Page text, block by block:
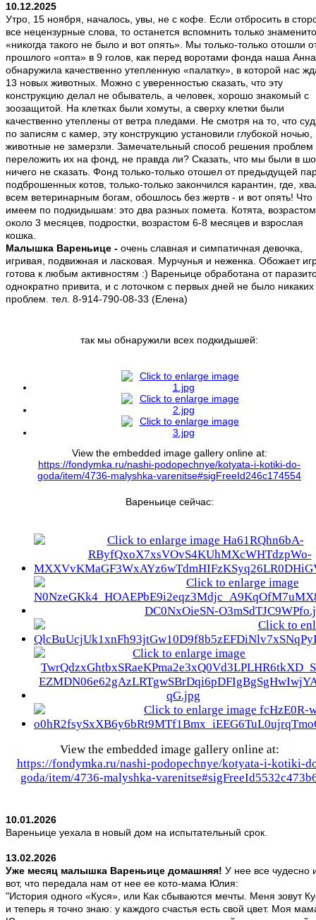
10.12.2025
Утро, 15 ноября, началось, увы, не с кофе. Если отбросить в
все нецензурные слова, то останется вспомнить только
«никогда такого не было и вот опять». Мы только-только отошли
прошлого «опта» в 9 голов, как перед воротами фонда наша Анна
обнаружила качественно утепленную «палатку», в которой нас
13 новых животных. Можно с уверенностью сказать, что эту
конструкцию делал не обыватель, а человек, хорошо знакомый с
зоозащитой. На клетках были хомуты, а сверху клетки были
качественно утеплены от ветра пледами. Не смотря на то, что
по записям с камер, эту конструкцию установили глубокой ночью,
животные не замерзли. Замечательный способ решения проблем
переложить их на фонд, не правда ли? Сказать, что мы были в
ничего не сказать. Фонд только-только отошел от предыдущей
подброшенных котов, только-только закончился карантин, где,
всем ветеринарным богам, обошлось без жертв - и вот опять!
имеем по подкидышам: это два разных помета. Котята, возрастом
около 3 месяцев, подростки, возрастом 6-8 месяцев и взрослая
кошка.
Малышка Вареньице - очень славная и симпатичная девочка,
игривая, подвижная и ласковая. Мурчунья и неженка. Обожает
готова к любым активностям :) Вареньице обработана от
однократно привита, и с лоточком с первых дней не было никаких
проблем. тел. 8-914-790-08-33 (Елена)
так мы обнаружили всех подкидышей:
View the embedded image gallery online at:
https://fondymka.ru/nashi-podopechnye/kotyata-i-kotiki-do-
goda/item/4736-malyshka-varenitse#sigFreeId246c174554
Вареньице сейчас:
View the embedded image gallery online at:
https://fondymka.ru/nashi-podopechnye/kotyata-i-kotiki-
goda/item/4736-malyshka-
10.01.2026
Вареньице уехала в новый дом на испытательный срок.
13.02.2026
Уже месяц малышка Вареньице домашняя! У нее все чудесно
вот, что передала нам от нее ее кото-мама Юлия:
"История одного «Куся», или Как сбываются мечты. Меня зовут
и теперь я точно знаю: у каждого счастья есть свой цвет. Моя